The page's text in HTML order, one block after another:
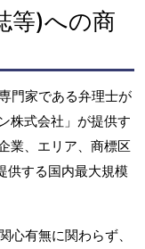
等)への商
門家である弁理士が
株式会社」が提供す
業、エリア、商標区
供する国内最大規模
心有無に関わらず、